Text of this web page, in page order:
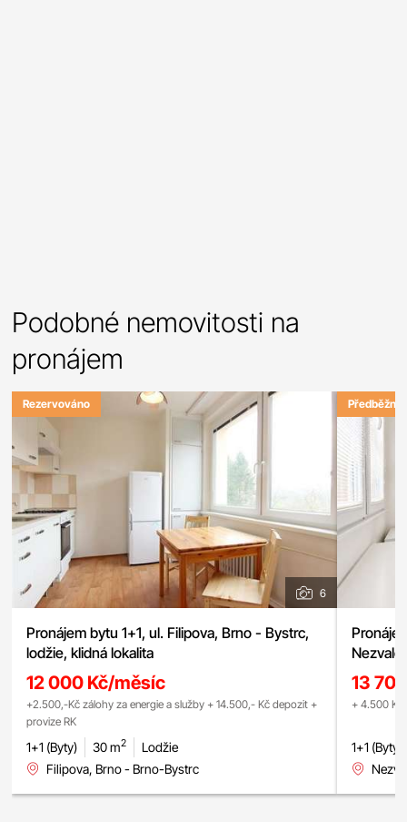
Podobné nemovitosti na
pronájem
Rezervováno
6
Pronájem bytu 1+1, ul. Filipova, Brno - Bystrc,
lodžie, klidná lokalita
12 000 Kč/měsíc
+2.500,-Kč zálohy za energie a služby + 14.500,- Kč depozit +
provize RK
1+1 (Byty) 30 m2
Lodžie
Filipova, Brno - Brno-Bystrc
Předběžně
13
+
1+1 (Byty)